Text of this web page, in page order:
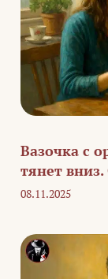
Вазочка с
тянет
08.11.2025